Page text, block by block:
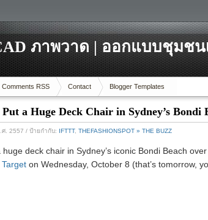
ภาพวาด | ออกแบบชุมชน
Comments RSS Contact Blogger Templates
a Huge Deck Chair in Sydney’s Bondi
. 2557 / ป้ายกำกับ: IFTTT, THEFASHIONSPOT » THE BUZZ
deck chair in Sydney’s iconic Bondi Beach
on Wednesday, October 8 (that’s tomorrow,